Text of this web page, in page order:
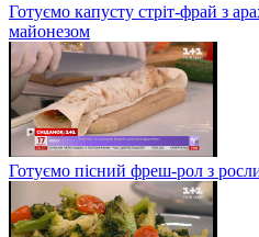
Готуємо капусту стріт-фрай з
майонезом
Готуємо пісний фреш-рол з